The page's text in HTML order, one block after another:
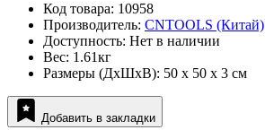
Код товара: 10958
Производитель: CNTOOLS (Китай)
Доступность: Нет в наличии
Вес: 1.61кг
Размеры (ДxШxВ): 50 x 50 x 3 см
Добавить в закладки